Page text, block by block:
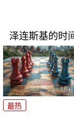
泽连斯基的时
最热